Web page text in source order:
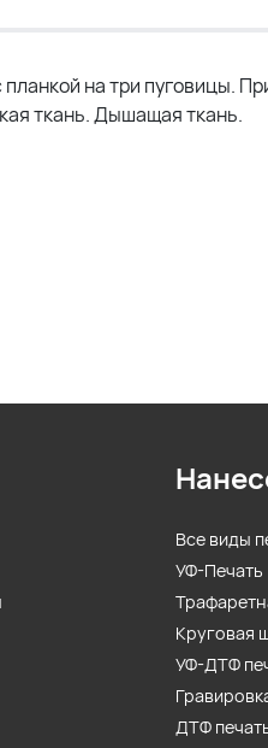
на три пуговицы.
ткань. Дышащая ткань.
Все виды
УФ-Печать
Круговая
УФ-ДТФ
ДТФ